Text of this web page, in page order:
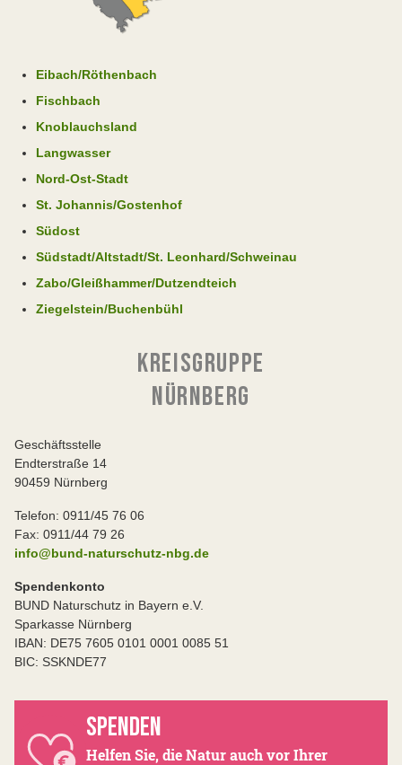
Eibach/Röthenbach
Fischbach
Knoblauchsland
Langwasser
Nord-Ost-Stadt
St. Johannis/Gostenhof
Südost
Südstadt/Altstadt/St. Leonhard/Schweinau
Zabo/Gleißhammer/Dutzendteich
Ziegelstein/Buchenbühl
KREISGRUPPE
NÜRNBERG
Geschäftsstelle
Endterstraße 14
90459 Nürnberg
Telefon: 0911/45 76 06
Fax: 0911/44 79 26
info@bund-naturschutz-nbg.de
Spendenkonto
BUND Naturschutz in Bayern e.V.
Sparkasse Nürnberg
IBAN: DE75 7605 0101 0001 0085 51
BIC: SSKNDE77
SPENDEN
Helfen Sie, die Natur auch vor Ihrer